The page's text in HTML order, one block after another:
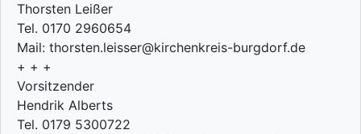
Thorsten Leißer
Tel. 0170 2960654
Mail: thorsten.leisser@kirchenkreis-burgdorf.de
+ + +
Vorsitzender
Hendrik Alberts
Tel. 0179 5300722